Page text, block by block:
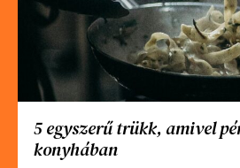
5 egyszerű trükk, amivel
konyhában